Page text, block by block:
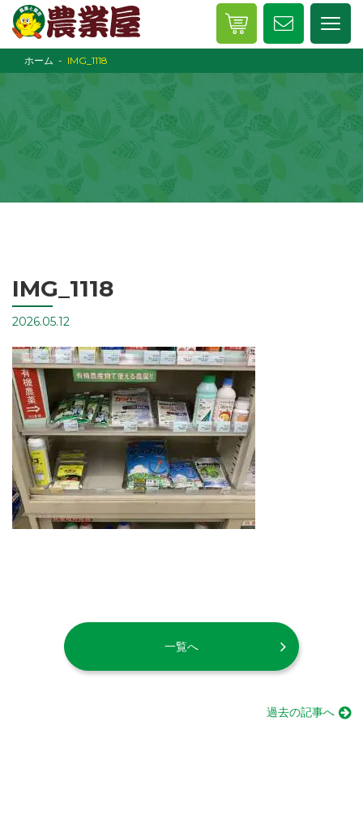
ホーム IMG_1118
IMG_1118
2026.05.12
一覧へ
過去の記事へ